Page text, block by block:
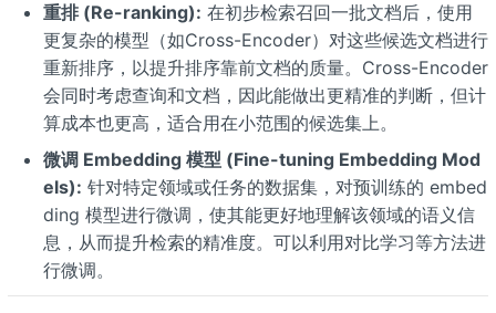
重排 (Re-ranking): 在初步检索召回一批文档后，使用
更复杂的模型（如Cross-Encoder）对这些候选文档进行
重新排序，以提升排序靠前文档的质量。Cross-Encoder
会同时考虑查询和文档，因此能做出更精准的判断，但计
算成本也更高，适合用在小范围的候选集上。
微调 Embedding 模型 (Fine-tuning Embedding Mod
els): 针对特定领域或任务的数据集，对预训练的 embed
ding 模型进行微调，使其能更好地理解该领域的语义信
息，从而提升检索的精准度。可以利用对比学习等方法进
行微调。